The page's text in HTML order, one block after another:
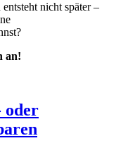
nicht später –
an!
oder